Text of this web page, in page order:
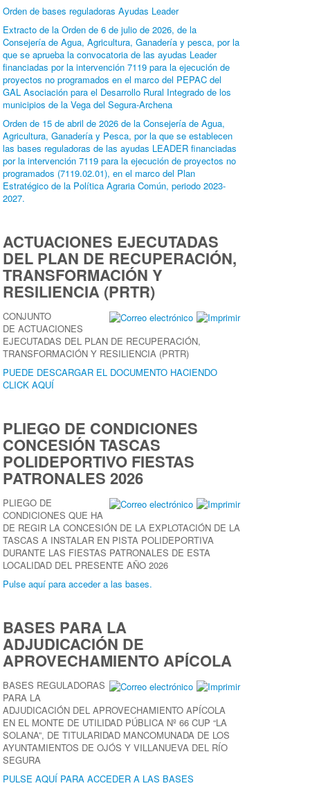
Orden de bases reguladoras Ayudas Leader
Extracto de la Orden de 6 de julio de 2026, de la
Consejería de Agua, Agricultura, Ganadería y pesca, por la
que se aprueba la convocatoria de las ayudas Leader
financiadas por la intervención 7119 para la ejecución de
proyectos no programados en el marco del PEPAC del
GAL Asociación para el Desarrollo Rural Integrado de los
municipios de la Vega del Segura-Archena
Orden de 15 de abril de 2026 de la Consejería de Agua,
Agricultura, Ganadería y Pesca, por la que se establecen
las bases reguladoras de las ayudas LEADER financiadas
por la intervención 7119 para la ejecución de proyectos no
programados (7119.02.01), en el marco del Plan
Estratégico de la Política Agraria Común, periodo 2023-
2027.
ACTUACIONES EJECUTADAS
DEL PLAN DE RECUPERACIÓN,
TRANSFORMACIÓN Y
RESILIENCIA (PRTR)
CONJUNTO
DE ACTUACIONES
EJECUTADAS DEL PLAN DE RECUPERACIÓN,
TRANSFORMACIÓN Y RESILIENCIA (PRTR)
PUEDE DESCARGAR EL DOCUMENTO HACIENDO
CLICK AQUÍ
PLIEGO DE CONDICIONES
CONCESIÓN TASCAS
POLIDEPORTIVO FIESTAS
PATRONALES 2026
PLIEGO DE
CONDICIONES QUE HA
DE REGIR LA CONCESIÓN DE LA EXPLOTACIÓN DE LA
TASCAS A INSTALAR EN PISTA POLIDEPORTIVA
DURANTE LAS FIESTAS PATRONALES DE ESTA
LOCALIDAD DEL PRESENTE AÑO 2026
Pulse aquí para acceder a las bases.
BASES PARA LA
ADJUDICACIÓN DE
APROVECHAMIENTO APÍCOLA
BASES REGULADORAS
PARA LA
ADJUDICACIÓN DEL APROVECHAMIENTO APÍCOLA
EN EL MONTE DE UTILIDAD PÚBLICA Nº 66 CUP “LA
SOLANA”, DE TITULARIDAD MANCOMUNADA DE LOS
AYUNTAMIENTOS DE OJÓS Y VILLANUEVA DEL RÍO
SEGURA
PULSE AQUÍ PARA ACCEDER A LAS BASES